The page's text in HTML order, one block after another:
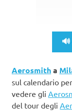
🔊
Aerosmitha
sul calendario
vedere gli
del tour degli